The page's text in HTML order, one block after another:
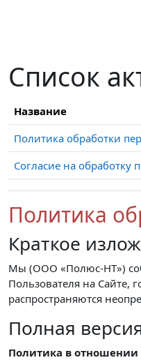
Список
Название
Политика обработки
Согласие на
Политика
Краткое
Мы (ООО «Полюс-НТ»)
Пользователя на Сайте,
распространяются
Полная
Политика в